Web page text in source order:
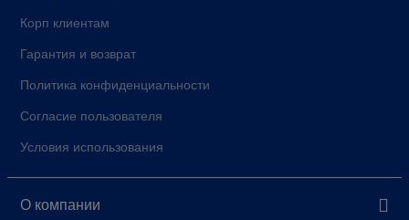
Корп клиентам
Гарантия и возврат
Политика конфиденциальности
Согласие пользователя
Условия использования
О компании